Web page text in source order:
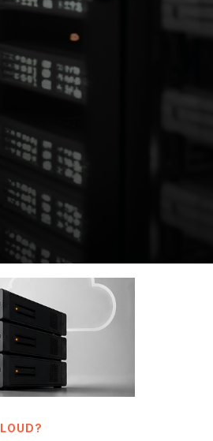
Dienstest oder Server
Einstieg für KMU, die